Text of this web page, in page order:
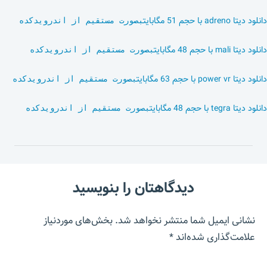
دانلود دیتا adreno با حجم 51 مگابایت بصورت مستقیم از اندرویدکده
دانلود دیتا mali با حجم 48 مگابایت بصورت مستقیم از اندرویدکده
دانلود دیتا power vr با حجم 63 مگابایت بصورت مستقیم از اندرویدکده
دانلود دیتا tegra با حجم 48 مگابایت بصورت مستقیم از اندرویدکده
دیدگاهتان را بنویسید
نشانی ایمیل شما منتشر نخواهد شد.بخش‌های موردنیاز
علامت‌گذاری شده‌اند*